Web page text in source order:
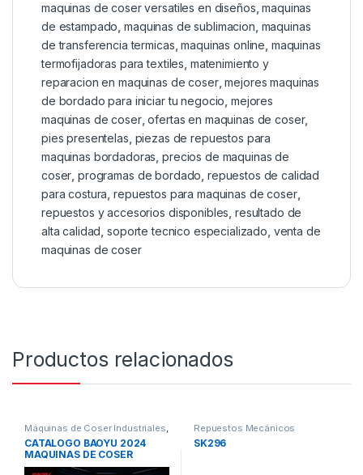
maquinas de coser versatiles en diseños ,maquinas
de estampado ,maquinas de sublimacion maquinas
de transferencia termicas ,maquinas online maquinas
termofijadoras para textiles matenimiento y
reparacion en maquinas de coser,mejores maquinas
de bordado para iniciar tu negocio mejores
maquinas de coser,ofertas en maquinas de coser,
pies presentelas piezas de repuestos para
maquinas bordadoras ,precios de maquinas de
coser ,programas de bordado repuestos de calidad
para costura ,repuestos para maquinas de coser,
repuestos y accesorios disponibles resultado de
alta calidad ,soporte tecnico especializado venta de
maquinas de coser
Productos relacionados
Máquinas de Coser Industriales,
Repuestos Mecánicos
CATALOGO BAOYU 2024
MAQUINAS DE COSER
Repuestos Mecánicos
SK296